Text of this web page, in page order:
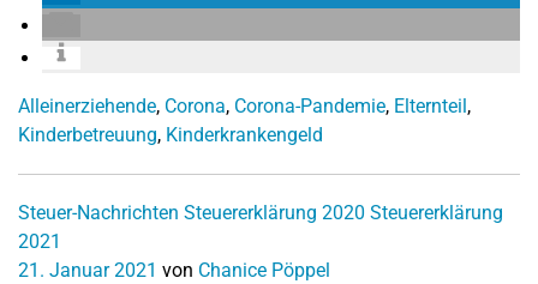
Alleinerziehende, Corona, Corona-Pandemie, Elternteil ,
Kinderbetreuung, Kinderkrankengeld
Steuer-Nachrichten Steuererklärung 2020 Steuererklärung
2021
21. Januar 2021 von Chanice Pöppel